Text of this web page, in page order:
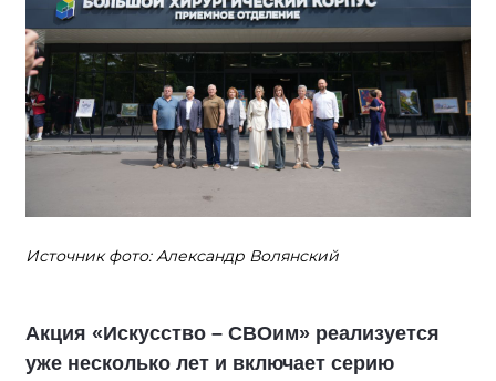
Источник фото: Александр Волянский
Акция «Искусство – СВОим» реализуется
уже несколько лет и включает серию